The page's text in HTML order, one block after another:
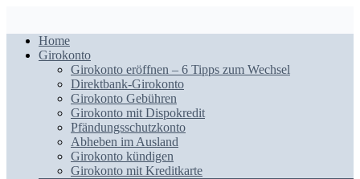
Home
Girokonto
Girokonto eröffnen – 6 Tipps zum Wechsel
Direktbank-Girokonto
Girokonto Gebühren
Girokonto mit Dispokredit
Pfändungsschutzkonto
Abheben im Ausland
Girokonto kündigen
Girokonto mit Kreditkarte